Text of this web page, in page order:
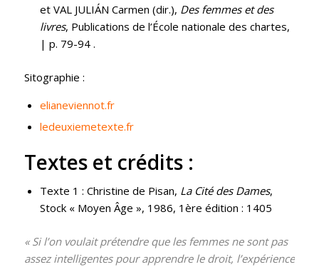
et VAL JULIÁN Carmen (dir.), Des femmes et des
livres, Publications de l’École nationale des chartes,
| p. 79-94 .
Sitographie :
elianeviennot.fr
ledeuxiemetexte.fr
Textes et crédits :
Texte 1 : Christine de Pisan, La Cité des Dames,
Stock « Moyen Âge », 1986, 1ère édition : 1405
« Si l’on voulait prétendre que les femmes ne sont pas
assez intelligentes pour apprendre le droit, l’expérience